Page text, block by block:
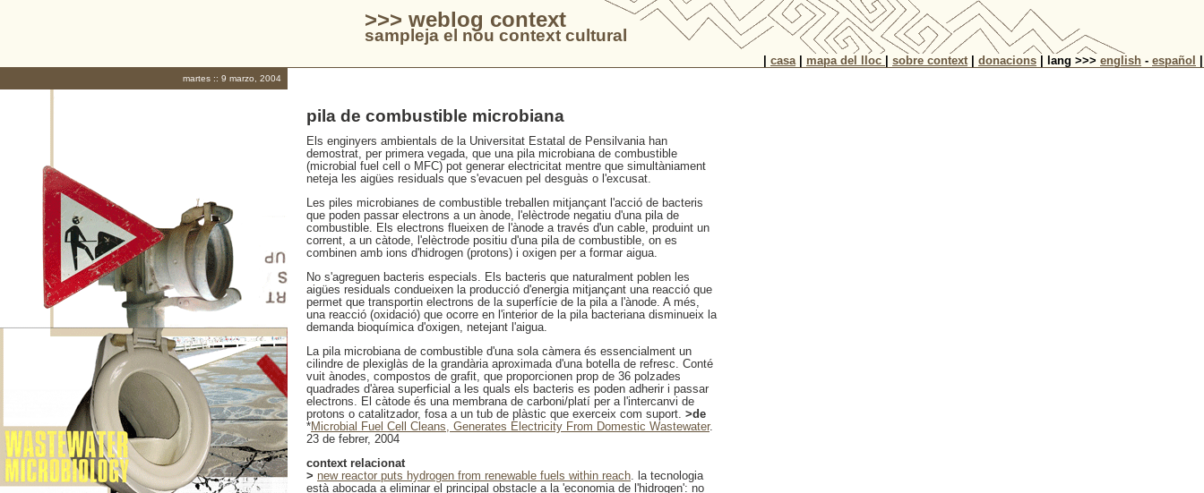
>>> weblog context
sampleja el nou context cultural
casa| mapa del lloc sobre context| donacions | lang >>> english - español
martes :: 9 marzo, 2004
pila de combustible microbiana
Els enginyers ambientals de la Universitat Estatal de Pensilvania han
demostrat, per primera vegada, que una pila microbiana de combustible
(microbial fuel cell o MFC) pot generar electricitat mentre que simultàniament
neteja les aigües residuals que s'evacuen pel desguàs o l'excusat.
Les piles microbianes de combustible treballen mitjançant l'acció de bacteris
que poden passar electrons a un ànode, l'elèctrode negatiu d'una pila de
combustible. Els electrons flueixen de l'ànode a través d'un cable, produint un
corrent, a un càtode, l'elèctrode positiu d'una pila de combustible, on es
combinen amb ions d'hidrogen (protons) i oxigen per a formar aigua.
No s'agreguen bacteris especials. Els bacteris que naturalment poblen les
aigües residuals condueixen la producció d'energia mitjançant una reacció que
permet que transportin electrons de la superfície de la pila a l'ànode. A més,
una reacció (oxidació) que ocorre en l'interior de la pila bacteriana disminueix la
demanda bioquímica d'oxigen, netejant l'aigua.
La pila microbiana de combustible d'una sola càmera és essencialment un
cilindre de plexiglàs de la grandària aproximada d'una botella de refresc. Conté
vuit ànodes, compostos de grafit, que proporcionen prop de 36 polzades
quadrades d'àrea superficial a les quals els bacteris es poden adherir i passar
electrons. El càtode és una membrana de carboni/platí per a l'intercanvi de
protons o catalitzador, fosa a un tub de plàstic que exerceix com suport. >de
*Microbial Fuel Cell Cleans, Generates Electricity From Domestic Wastewater.
23 de febrer, 2004
context relacionat
> new reactor puts hydrogen from renewable fuels within reach. la tecnologia
està abocada a eliminar el principal obstacle a la 'economia de l'hidrogen': no